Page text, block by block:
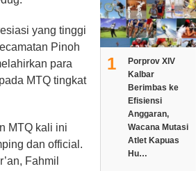
yang tinggi
Pinoh
para
MTQ tingkat
MTQ kali ini
dan official.
Fahmil
1
Porprov XIV
Kalbar
Berimbas ke
Efisiensi
Anggaran,
Wacana Mutasi
Atlet Kapuas
Hu…